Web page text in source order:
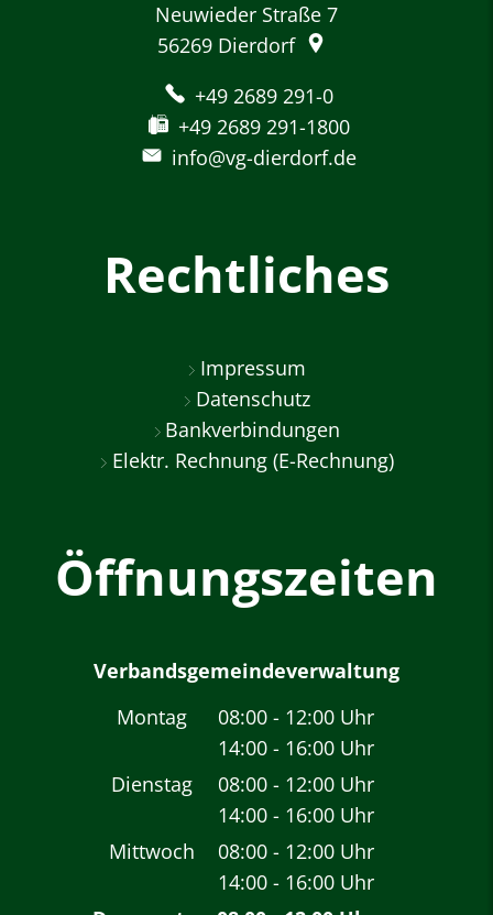
Neuwieder Straße 7
56269 Dierdorf
+49 2689 291-0
+49 2689 291-1800
info@vg-dierdorf.de
Rechtliches
Impressum
Datenschutz
Bankverbindungen
Elektr. Rechnung (E-Rechnung)
Öffnungszeiten
Verbandsgemeindeverwaltung
Montag
08:00 - 12:00 Uhr
Von 08:00 bis 12:00
14:00 - 16:00 Uhr
Von 14:00 bis 16:00
Dienstag 08:00 - 12:00 Uhr
Von 08:00 bis 12:00
14:00 - 16:00 Uhr
Von 14:00 bis 16:00
Mittwoch 08:00 - 12:00 Uhr
Von 08:00 bis 12:00
14:00 - 16:00 Uhr